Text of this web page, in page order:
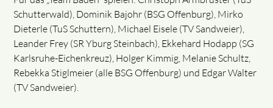
Schutterwald), Dominik Bajohr (BSG Offenburg), Mirko
Dieterle (TuS Schuttern), Michael Eisele (TV Sandweier),
Leander Frey (SR Yburg Steinbach), Ekkehard Hodapp (SG
Karlsruhe-Eichenkreuz), Holger Kimmig, Melanie Schultz,
Rebekka Stiglmeier (alle BSG Offenburg) und Edgar Walter
(TV Sandweier).